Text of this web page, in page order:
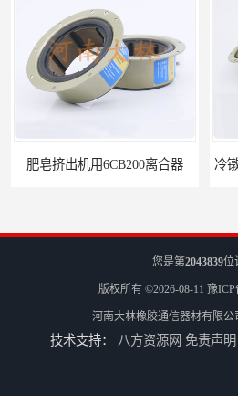
肥皂挤出机用6CB200离合器 冷镦
您是第2043839位
版权所有 ©2026-08-11 豫ICP
河南大林橡胶通信器材有限公
技术支持： 八方资源网 免责声明